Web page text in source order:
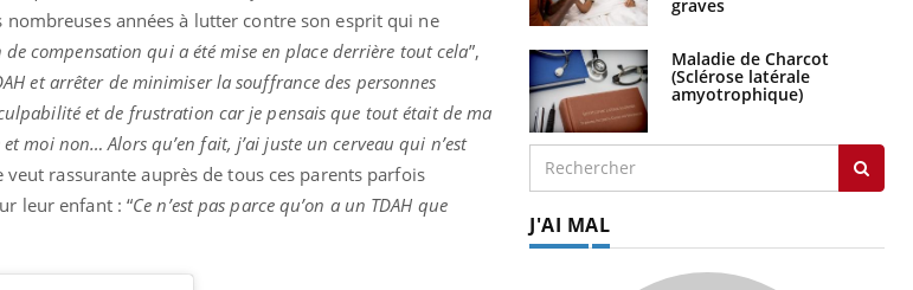
nombreuses années à lutter contre son esprit qui ne
de compensation qui a été mise en place derrière tout cela”,
et arrêter de minimiser la souffrance des personnes
et de frustration car je pensais que tout était de ma
moi non… Alors qu’en fait, j’ai juste un cerveau qui n’est
veut rassurante auprès de tous ces parents parfois
leur enfant : “Ce n’est pas parce qu’on a un TDAH que
graves
Maladie de Charcot
(Sclérose latérale
amyotrophique)
J'AI MAL